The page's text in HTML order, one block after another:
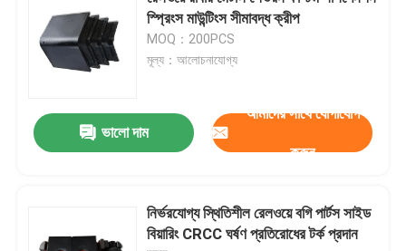
স্প্রিংস মাউন্টিংস সীমাবদ্ধ ক্রীপ
MOQ：200PCS
মূল্য：আলোচনাযোগ্য
ভালো দাম
আমাদের সাথে যোগাযোগ
করুন
নির্ভরযোগ্য স্থিতিশীল রেলওয়ে বগি পার্টস সাইড
বিয়ারিং CRCC ঘর্ষণ প্রতিরোধের টর্ক প্রদান